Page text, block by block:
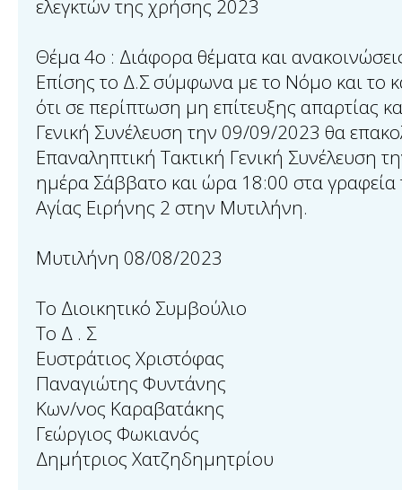
ελεγκτών της χρήσης 2023
Θέμα 4o : Διάφορα θέματα και
Επίσης το Δ.Σ σύμφωνα με το Νόμο και το
ότι σε περίπτωση μη επίτευξης απαρτίας
Γενική Συνέλευση την 09/09/2023 θα
Επαναληπτική Τακτική Γενική Συνέλευση
ημέρα Σάββατο και ώρα 18:00 στα γραφεία
Αγίας Ειρήνης 2 στην Μυτιλήνη.
Μυτιλήνη 08/08/2023
Το Διοικητικό Συμβούλιο
Το Δ . Σ
Ευστράτιος Χριστόφας
Παναγιώτης Φυντάνης
Κων/νος Καραβατάκης
Γεώργιος Φωκιανός
Δημήτριος Χατζηδημητρίου